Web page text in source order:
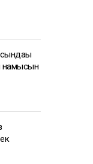
намысын